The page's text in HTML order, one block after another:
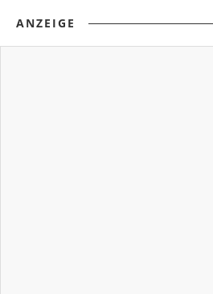
ANZEIGE